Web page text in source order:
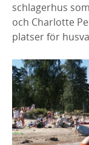
schlagerhus
och Charlotte
platser för